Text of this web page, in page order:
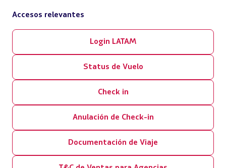
Accesos relevantes
Login LATAM
Status de Vuelo
Check in
Anulación de Check-in
Documentación de Viaje